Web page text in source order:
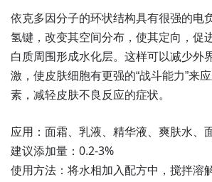
依克多因分子的环状结构具有很强的电
氢键，改变其空间分布，使其定向，促
白质周围形成水化层。这样可以减少外
激，使皮肤细胞有更强的“战斗能力”来
素，减轻皮肤不良反应的症状。
应用：面霜、乳液、精华液、爽肤水、
建议添加量：0.2-3%
使用方法：将水相加入配方中，搅拌溶